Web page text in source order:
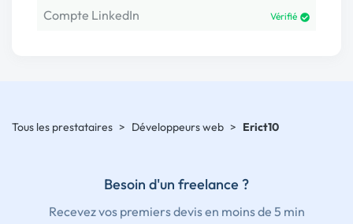
Compte LinkedIn Vérifié
Tous les prestataires > Développeurs web > Erict10
Besoin d'un freelance ?
Recevez vos premiers devis en moins de 5 min